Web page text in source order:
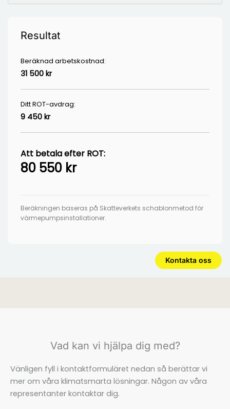
Resultat
Beräknad arbetskostnad:
31 500 kr
Ditt ROT-avdrag:
9 450 kr
Att betala efter ROT:
80 550 kr
Beräkningen baseras på Skatteverkets schablonmetod för
värmepumpsinstallationer.
Kontakta oss
Vad kan vi hjälpa dig med?
Vänligen fyll i kontaktformuläret nedan så berättar vi
mer om våra klimatsmarta lösningar. Någon av våra
representanter kontaktar dig.